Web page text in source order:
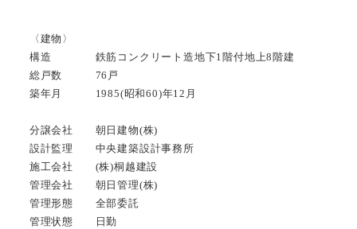
〈建物〉
構造 鉄筋コンクリート造地下1階付地上8階建
総戸数 76戸
築年月 1985(昭和60)年12月
分譲会社 朝日建物(株)
設計監理 中央建築設計事務所
施工会社 (株)桐越建設
管理会社 朝日管理(株)
管理形態 全部委託
管理状態 日勤